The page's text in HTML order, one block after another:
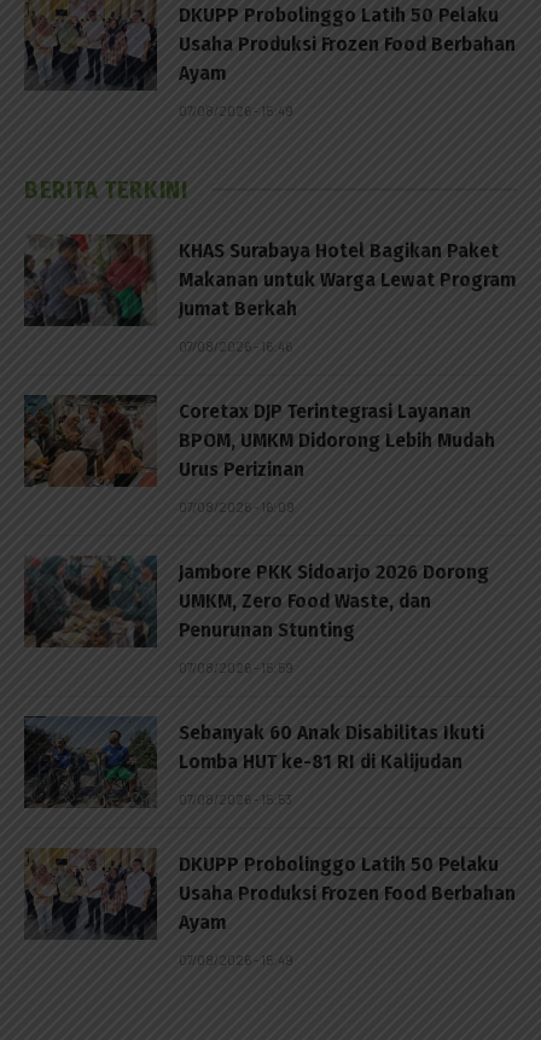
DKUPP Probolinggo Latih 50 Pelaku
Usaha Produksi Frozen Food Berbahan
Ayam
07/08/2026 - 15:49
BERITA TERKINI
KHAS Surabaya Hotel Bagikan Paket
Makanan untuk Warga Lewat Program
Jumat Berkah
07/08/2026 - 16:46
Coretax DJP Terintegrasi Layanan
BPOM, UMKM Didorong Lebih Mudah
Urus Perizinan
07/08/2026 - 16:09
Jambore PKK Sidoarjo 2026 Dorong
UMKM, Zero Food Waste, dan
Penurunan Stunting
07/08/2026 - 15:59
Sebanyak 60 Anak Disabilitas Ikuti
Lomba HUT ke-81 RI di Kalijudan
07/08/2026 - 15:53
DKUPP Probolinggo Latih 50 Pelaku
Usaha Produksi Frozen Food Berbahan
Ayam
07/08/2026 - 15:49